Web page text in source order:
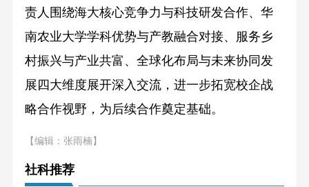
责人围绕海大核心竞争力与科技研发合作、华
南农业大学学科优势与产教融合对接、服务乡
村振兴与产业共富、全球化布局与未来协同发
展四大维度展开深入交流，进一步拓宽校企战
略合作视野，为后续合作奠定基础。
【编辑：张雨楠】
社科推荐